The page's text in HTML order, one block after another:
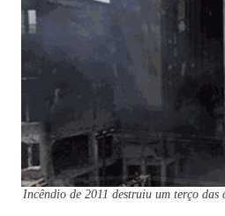
Incêndio de 2011 destruiu um terço